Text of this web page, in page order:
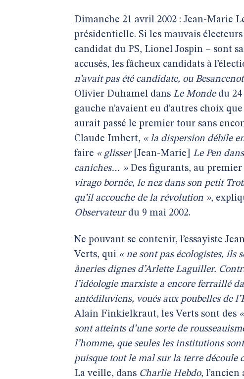
Dimanche 21 avril 2002 : Jean-Marie
présidentielle. Si les mauvais
candidat du PS, Lionel Jospin – sont
accusés, les fâcheux candidats à
n’avait pas été candidate, ou
Olivier Duhamel dans Le Monde du
gauche n’avaient eu d’autres choix
aurait passé le premier tour sans
Claude Imbert, « la dispersion débile
faire « glisser [Jean-Marie] Le Pen
caniches… »Des figurants, au premier
virago bornée, le nez dans son petit
qu’il accouche de la révolution »,
Observateurdu 9 mai 2002.
Ne pouvant se contenir, l’essayiste
Verts, qui « ne sont pas écologistes, ils
âneries dignes d’Arlette Laguiller.
l’idéologie marxiste a encore ferraillé
antédiluviens, voués aux poubelles de
Alain Finkielkraut, les Verts sont des
sont atteints d’une sorte de
l’homme, que seules les institutions
puisque tout le mal sur la terre découle
La veille, dans Charlie Hebdo,